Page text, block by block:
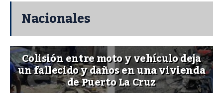
Nacionales
Colisión entre moto y vehículo deja
un fallecido y daños en una vivienda
de Puerto La Cruz